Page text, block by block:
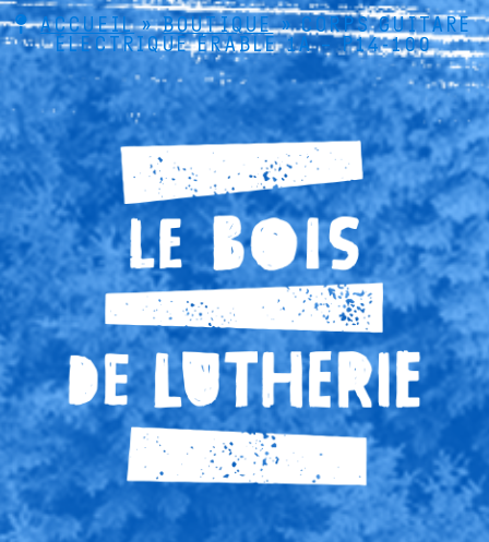
ACCUEIL»BOUTIQUE»CORPS GUITARE
ÉLECTRIQUE ÉRABLE 1A – P14-100